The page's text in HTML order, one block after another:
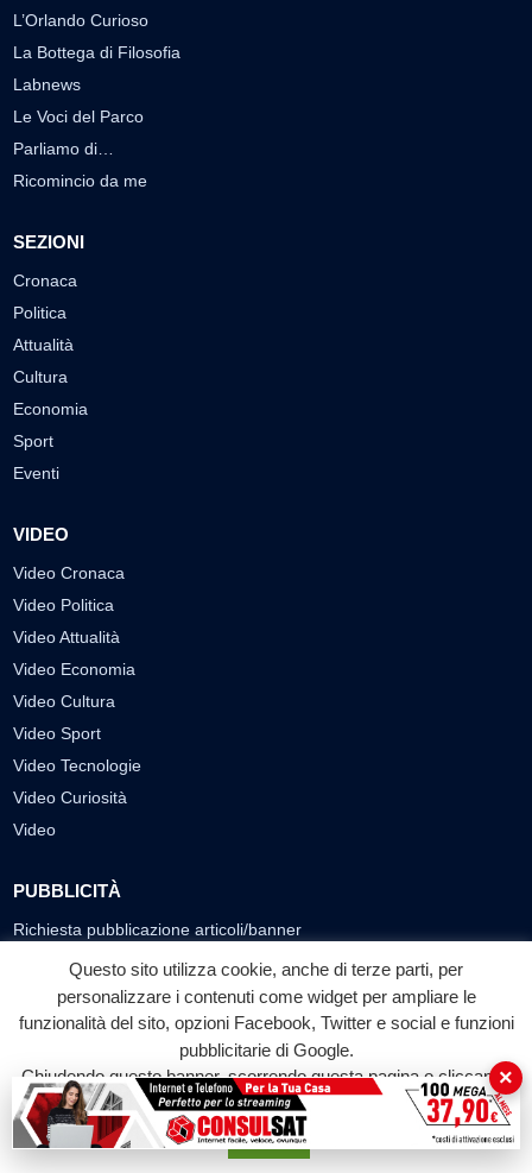
L’Orlando Curioso
La Bottega di Filosofia
Labnews
Le Voci del Parco
Parliamo di…
Ricomincio da me
SEZIONI
Cronaca
Politica
Attualità
Cultura
Economia
Sport
Eventi
VIDEO
Video Cronaca
Video Politica
Video Attualità
Video Economia
Video Cultura
Video Sport
Video Tecnologie
Video Curiosità
Video
PUBBLICITÀ
Richiesta pubblicazione articoli/banner
SEGUICI SUI SOCIAL
f
Facebook
◎ ▶
YouTube
© 2026 LABTV - Tutti i diritti riservati
Questo sito utilizza cookie, anche di terze parti, per
personalizzare i contenuti come widget per ampliare le
funzionalità del sito, opzioni Facebook, Twitter e social e funzioni
pubblicitarie di Google.
Chiudendo questo banner, scorrendo questa pagina o cliccando
su qualunque suo elemento acconsenti all'uso dei cookie.
Accetta
×